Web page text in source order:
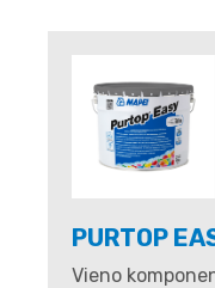
PURTOP
Vieno